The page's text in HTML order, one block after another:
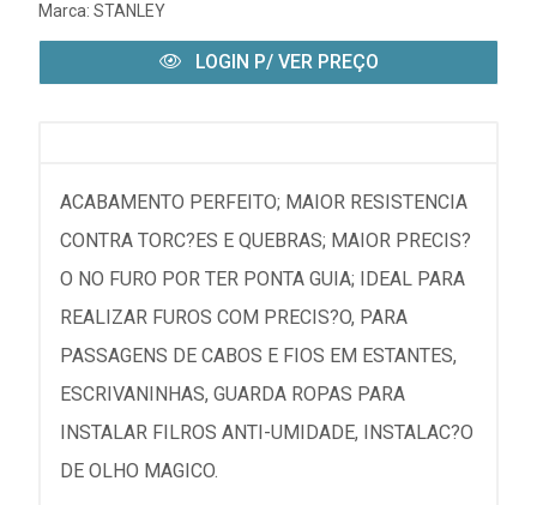
Marca: STANLEY
LOGIN P/ VER PREÇO
ACABAMENTO PERFEITO; MAIOR RESISTENCIA
CONTRA TORC?ES E QUEBRAS; MAIOR PRECIS?
O NO FURO POR TER PONTA GUIA; IDEAL PARA
REALIZAR FUROS COM PRECIS?O, PARA
PASSAGENS DE CABOS E FIOS EM ESTANTES,
ESCRIVANINHAS, GUARDA ROPAS PARA
INSTALAR FILROS ANTI-UMIDADE, INSTALAC?O
DE OLHO MAGICO.